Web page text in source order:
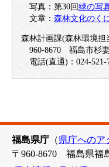
写真：第30回緑の写
文章： 森林文化のく
森林計画課(森林環境担
960-8670 福島市杉妻
電話(直通)：024-
福島県庁 （県庁へのア
〒960-8670 福島県福